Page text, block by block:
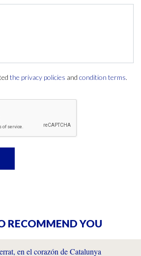
the privacy policies and condition terms.
RECOMMEND YOU
en el corazón de Catalunya